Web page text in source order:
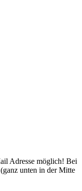
Adresse möglich! Bei
unten in der Mitte